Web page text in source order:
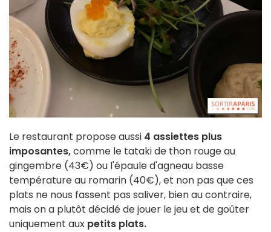
Le restaurant propose aussi 4 assiettes plus
imposantes,comme le tataki de thon rouge au
gingembre (43€) ou l'épaule d'agneau basse
température au romarin (40€), et non pas que ces
plats ne nous fassent pas saliver, bien au contraire,
mais on a plutôt décidé de jouer le jeu et de goûter
uniquement aux petits plats.